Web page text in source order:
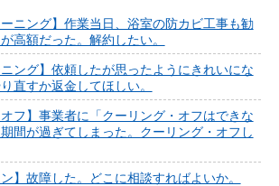
ーニング】作業当日、浴室の防カビ工事も勧
高額だった。解約したい。
ニング】依頼したが思ったようにきれいにな
直すか返金してほしい。
オフ】事業者に「クーリング・オフはできな
間が過ぎてしまった。クーリング・オフし
】故障した。どこに相談すればよいか。